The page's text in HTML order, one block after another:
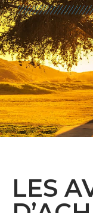
LES